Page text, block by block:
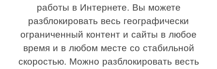
работы в Интернете. Вы можете
разблокировать весь географически
ограниченный контент и сайты в любое
время и в любом месте со стабильной
скоростью. Можно разблокировать весть